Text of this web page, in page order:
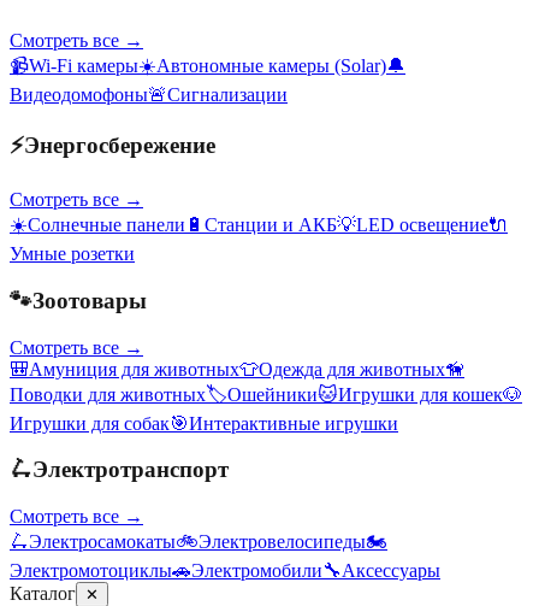
Смотреть все →
📹Wi-Fi камеры☀️Автономные камеры (Solar)🔔
Видеодомофоны🚨Сигнализации
⚡Энергосбережение
Смотреть все →
☀️Солнечные панели 🔋 Станции и АКБ💡LED освещение🔌
Умные розетки
🐾Зоотовары
Смотреть все →
🎒Амуниция для животных👕Одежда для животных🦮
Поводки для животных🏷️Ошейники🐱Игрушки для кошек🐶
Игрушки для собак🎯Интерактивные игрушки
🛴Электротранспорт
Смотреть все →
🛴Электросамокаты🚲Электровелосипеды🏍️
Электромотоциклы🚗Электромобили🔧Аксессуары
Каталог ✕